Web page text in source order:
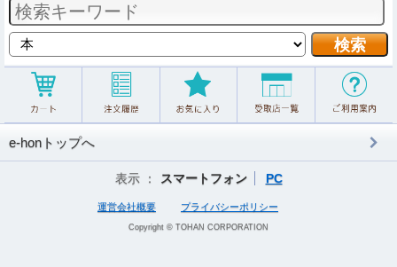
e-honトップへ
表示 ： スマートフォン PC
運営会社概要 プライバシーポリシー
Copyright © TOHAN CORPORATION